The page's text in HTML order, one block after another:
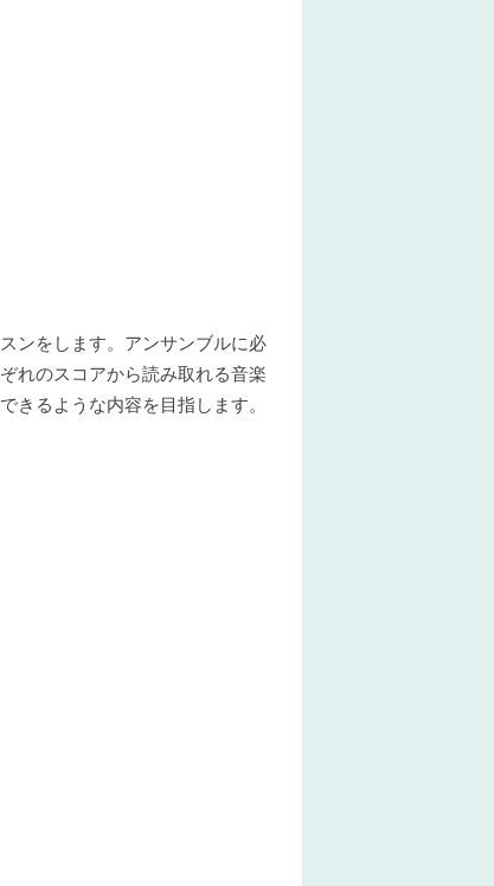
ンをします。アンサンブルに必
れのスコアから読み取れる音楽
るような内容を目指します。